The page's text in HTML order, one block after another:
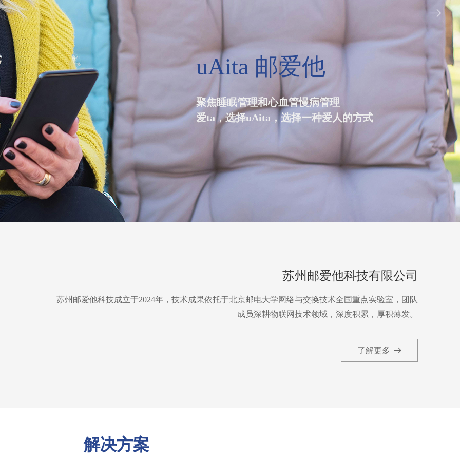
解决方案
苏州邮爱他科技有限公司
苏州邮爱他科技成立于2024年，技术成果依托于北京邮电大学网络与交换技术全国重点实验室，团队
成员深耕物联网技术领域，深度积累，厚积薄发。
了解更多 뀠
聚焦睡眠管理和心血管慢病管理
爱ta，选择uAita，选择一种爱人的方式
uAita 邮爱他
ꁹ